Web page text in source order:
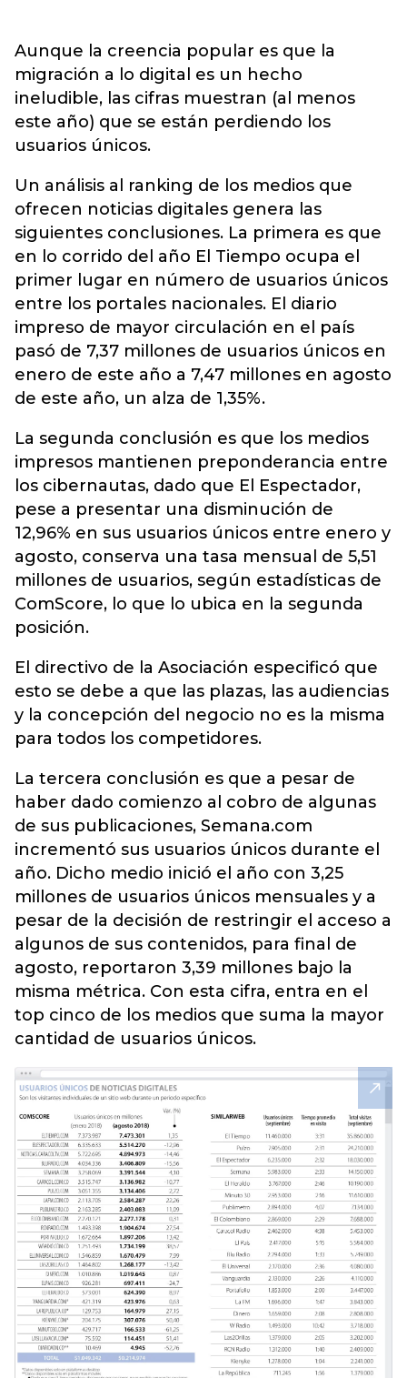
Aunque la creencia popular es que la
migración a lo digital es un hecho
ineludible, las cifras muestran (al menos
este año) que se están perdiendo los
usuarios únicos.
Un análisis al ranking de los medios que
ofrecen noticias digitales genera las
siguientes conclusiones. La primera es que
en lo corrido del año El Tiempo ocupa el
primer lugar en número de usuarios únicos
entre los portales nacionales. El diario
impreso de mayor circulación en el país
pasó de 7,37 millones de usuarios únicos en
enero de este año a 7,47 millones en agosto
de este año, un alza de 1,35%.
La segunda conclusión es que los medios
impresos mantienen preponderancia entre
los cibernautas, dado que El Espectador,
pese a presentar una disminución de
12,96% en sus usuarios únicos entre enero y
agosto, conserva una tasa mensual de 5,51
millones de usuarios, según estadísticas de
ComScore, lo que lo ubica en la segunda
posición.
El directivo de la Asociación especificó que
esto se debe a que las plazas, las audiencias
y la concepción del negocio no es la misma
para todos los competidores.
La tercera conclusión es que a pesar de
haber dado comienzo al cobro de algunas
de sus publicaciones, Semana.com
incrementó sus usuarios únicos durante el
año. Dicho medio inició el año con 3,25
millones de usuarios únicos mensuales y a
pesar de la decisión de restringir el acceso a
algunos de sus contenidos, para final de
agosto, reportaron 3,39 millones bajo la
misma métrica. Con esta cifra, entra en el
top cinco de los medios que suma la mayor
cantidad de usuarios únicos.